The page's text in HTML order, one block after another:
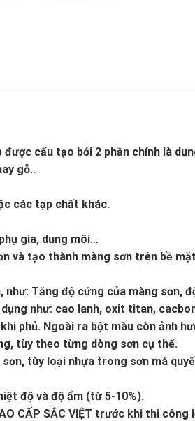
được cấu tạo bởi 2 phần chính là
gỗ..
các tạp chất khác.
gia, dung môi…
và tạo thành màng sơn trên bề
Tăng độ cứng của màng
như: cao lanh, oxit titan,
phủ. Ngoài ra bột màu còn ảnh
tùy theo từng dòng sơn cụ thể.
tùy loại nhựa trong sơn mà
độ và độ ẩm (từ 5-10%).
CẤP SẮC VIỆT trước khi thi